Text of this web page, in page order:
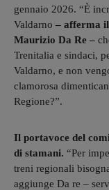
gennaio 2026. “È
Valdarno – afferma
Maurizio Da Re –
Trenitalia e sindaci,
Valdarno, e non
clamorosa
Regione?”.
Il portavoce del
di stamani. “Per
treni regionali
aggiunge Da re –